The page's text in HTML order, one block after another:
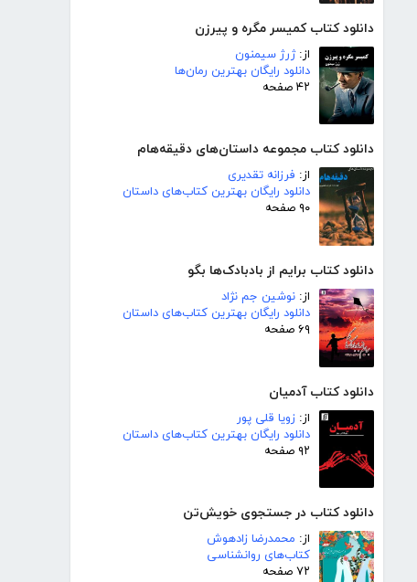
دانلود کتاب کمیسر مگره و پیرزن
از:ژرژ سیمنون
دانلود رایگان بهترین رمان‌ها
۴۲ صفحه
دانلود کتاب مجموعه داستان‌های دقیقه‌هام
از: فرزانه تقدیری
دانلود رایگان بهترین کتاب‌های داستان
۹۰ صفحه
دانلود کتاب برایم از بادبادک‌ها بگو
از: نوشین جم نژاد
دانلود رایگان بهترین کتاب‌های داستان
۶۹ صفحه
دانلود کتاب آدمیان
از: زویا قلی پور
دانلود رایگان بهترین کتاب‌های داستان
۹۲ صفحه
دانلود کتاب در جستجوی خویش‌تن
از: محمدرضا زادهوش
کتاب‌های روانشناسی
۷۲ صفحه